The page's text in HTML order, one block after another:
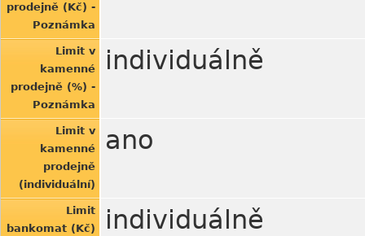
prodejně (Kč) -
Poznámka
Limit v
kamenné
prodejně (%) -
Poznámka
individuálně
Limit v
kamenné
prodejně
(individuální)
ano
Limit
bankomat (Kč)
individuálně